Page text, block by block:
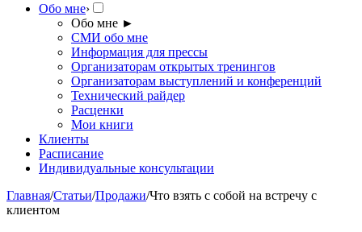
Обо мне›
Обо мне ►
СМИ обо мне
Информация для прессы
Организаторам открытых тренингов
Организаторам выступлений и конференций
Технический райдер
Расценки
Мои книги
Клиенты
Расписание
Индивидуальные консультации
Главная/Статьи/Продажи/Что взять с собой на встречу с
клиентом